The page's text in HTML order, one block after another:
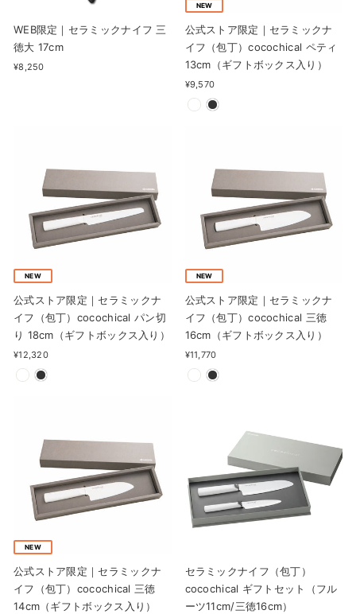
WEB限定｜セラミックナイフ 三
徳大 17cm
¥8,250
NEW
公式ストア限定｜セラミックナ
イフ（包丁）cocochical ペティ
13cm（ギフトボックス入り）
¥9,570
NEW
公式ストア限定｜セラミックナ
イフ（包丁）cocochical パン切
り 18cm（ギフトボックス入り）
¥12,320
NEW
公式ストア限定｜セラミックナ
イフ（包丁）cocochical 三徳
16cm（ギフトボックス入り）
¥11,770
NEW
公式ストア限定｜セラミックナ
イフ（包丁）cocochical 三徳
14cm（ギフトボックス入り）
セラミックナイフ（包丁）
cocochical ギフトセット（フル
ーツ11cm/三徳16cm）